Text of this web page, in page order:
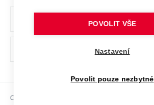
Ochrana osobních údajů
odkaz)
Sociální bezpečí
Copyright © 2026 VUT
POVOLIT VŠE
Nastavení
Povolit pouze nezbytné